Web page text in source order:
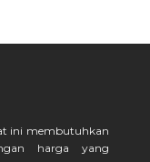
ini membutuhkan
harga yang